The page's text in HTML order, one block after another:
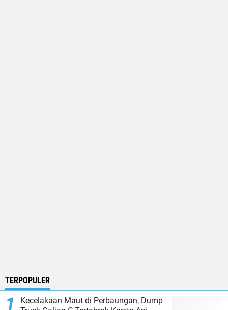
TERPOPULER
Kecelakaan Maut di Perbaungan, Dump